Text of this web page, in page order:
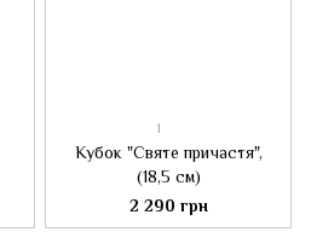
1
Кубок "Святе причастя",
(18,5 см)
2 290 грн